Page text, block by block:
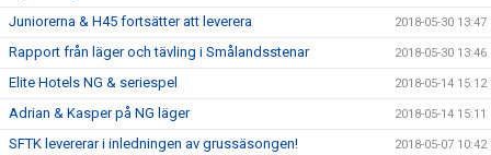
Juniorerna & H45 fortsätter att leverera 2018-05-30 13:47
Rapport från läger och tävling i Smålandsstenar 2018-05-30 13:46
Elite Hotels NG & seriespel 2018-05-14 15:12
Adrian & Kasper på NG läger 2018-05-14 15:11
SFTK levererar i inledningen av grussäsongen! 2018-05-07 10:42